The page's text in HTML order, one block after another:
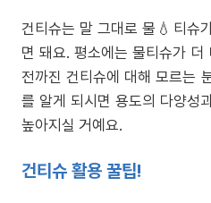
건티슈는 말 그대로 물💧티슈
면 돼요. 평소에는 물티슈가 더
전까진 건티슈에 대해 모르는
를 알게 되시면 용도의 다양성
높아지실 거예요.
건티슈 활용 꿀팁!